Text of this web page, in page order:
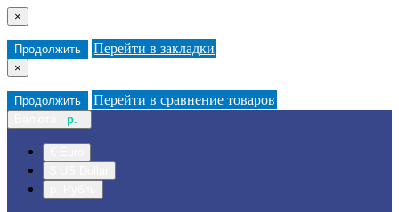
×
Продолжить Перейти в закладки
×
Продолжить Перейти в сравнение товаров
р.